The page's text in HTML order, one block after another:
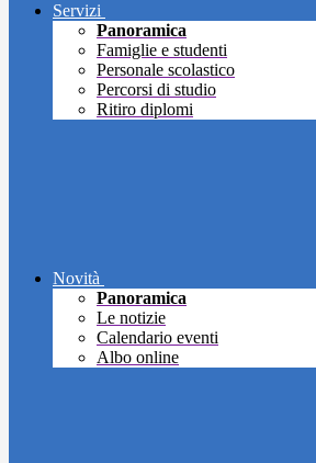
Servizi
Panoramica
Famiglie e studenti
Personale scolastico
Percorsi di studio
Ritiro diplomi
Novità
Panoramica
Le notizie
Calendario eventi
Albo online